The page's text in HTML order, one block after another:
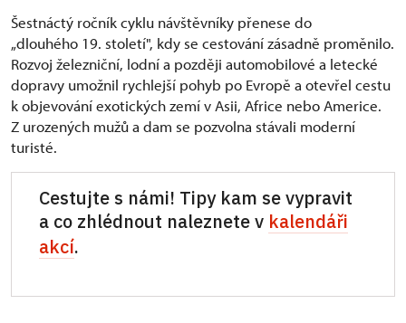
Šestnáctý ročník cyklu návštěvníky přenese do
„dlouhého 19. století", kdy se cestování zásadně proměnilo.
Rozvoj železniční, lodní a později automobilové a letecké
dopravy umožnil rychlejší pohyb po Evropě a otevřel cestu
k objevování exotických zemí v Asii, Africe nebo Americe.
Z urozených mužů a dam se pozvolna stávali moderní
turisté.
Cestujte s námi! Tipy kam se vypravit
a co zhlédnout naleznete v kalendáři
akcí.